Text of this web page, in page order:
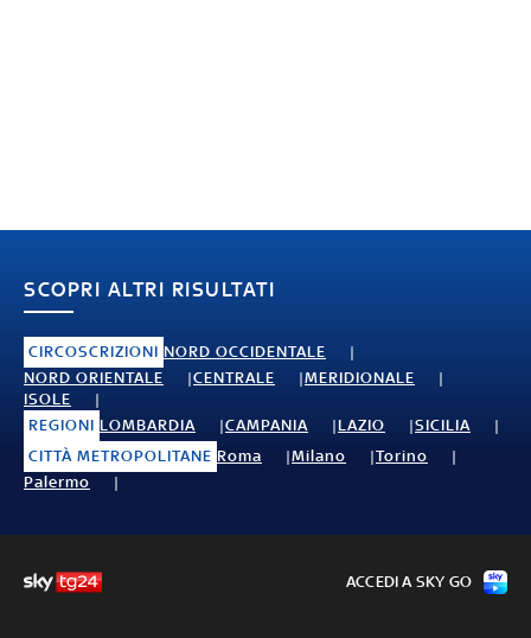
SCOPRI ALTRI RISULTATI
CIRCOSCRIZIONI NORD OCCIDENTALE
NORD ORIENTALE
CENTRALE
MERIDIONALE
ISOLE
REGIONI LOMBARDIA CAMPANIA LAZIO
SICILIA
CITTÀ METROPOLITANE Roma Milano
Torino
Palermo
ACCEDI A SKY GO